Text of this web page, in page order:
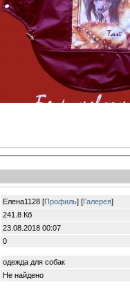
Елена1128 [Профиль] [Галерея]
241.8 Кб
23.08.2018 00:07
0
одежда для собак
Не найдено